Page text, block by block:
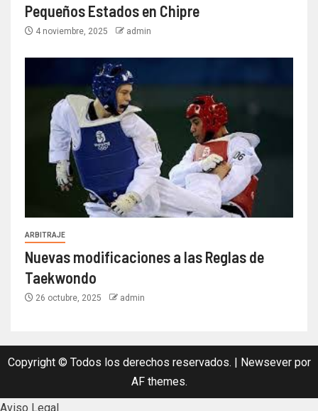
Pequeños Estados en Chipre
4 noviembre, 2025 admin
ARBITRAJE
Nuevas modificaciones a las Reglas de
Taekwondo
26 octubre, 2025 admin
Copyright © Todos los derechos reservados. | Newseverpor
AF themes.
Aviso Legal